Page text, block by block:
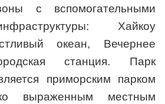
с вспомогательными
Хайкоу
океан, Вечернее
станция. Парк
приморским парком
выраженным местным